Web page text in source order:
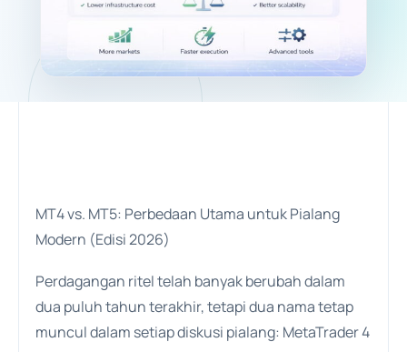
MT4 vs. MT5: Perbedaan Utama untuk Pialang
Modern (Edisi 2026)
Perdagangan ritel telah banyak berubah dalam
dua puluh tahun terakhir, tetapi dua nama tetap
muncul dalam setiap diskusi pialang: MetaTrader 4